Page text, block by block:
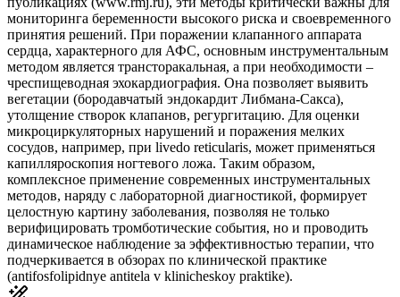
мониторинга беременности высокого риска и своевременного
принятия решений. При поражении клапанного аппарата
сердца, характерного для АФС, основным инструментальным
методом является трансторакальная, а при необходимости –
чреспищеводная эхокардиография. Она позволяет выявить
вегетации (бородавчатый эндокардит Либмана-Сакса),
утолщение створок клапанов, регургитацию. Для оценки
микроциркуляторных нарушений и поражения мелких
сосудов, например, при livedo reticularis, может применяться
капилляроскопия ногтевого ложа. Таким образом,
комплексное применение современных инструментальных
методов, наряду с лабораторной диагностикой, формирует
целостную картину заболевания, позволяя не только
верифицировать тромботические события, но и проводить
динамическое наблюдение за эффективностью терапии, что
подчеркивается в обзорах по клинической практике
(antifosfolipidnye antitela v klinicheskoy praktike).